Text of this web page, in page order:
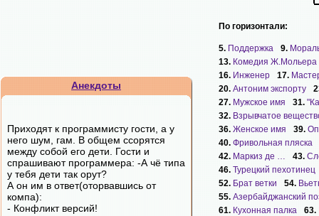
Анекдоты
Приходят к программисту гости, а у
него шум, гам. В общем ссорятся
между собой его дети. Гости и
спрашивают программера: -А чё типа
у тебя дети так орут?
А он им в ответ(оторвавшись от
компа):
- Конфликт версий!
По горизонтали:
5. Поддержка 9.
13. Комедия Ж.Мольера
16. Инженер 17.
20. Антоним экспорту
27. Мужское имя 31.
32. Взрывчатое
36. Женское имя 39.
40. Фривольная пляска
42. Маркиз де … 43.
46. Турецкий пехотинец
52. Брат ветки 54.
55. Азербайджанский
61. Кухонная палка 63.